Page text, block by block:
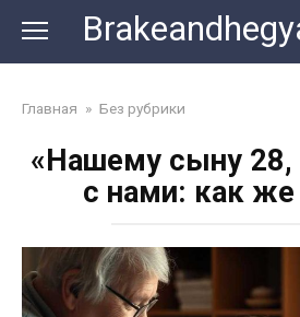
content
Главная » Без рубрики
«Нашему сыну 28,
с нами: как